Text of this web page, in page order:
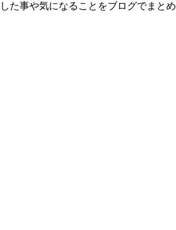
た事や気になることをブログでまとめ